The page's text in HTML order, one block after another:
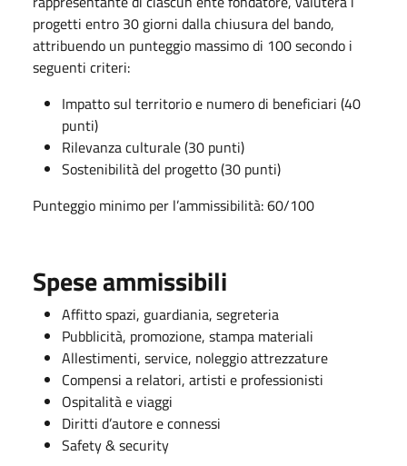
progetti entro 30 giorni dalla chiusura del bando,
attribuendo un punteggio massimo di 100 secondo i
seguenti criteri:
Impatto sul territorio e numero di beneficiari (40
punti)
Rilevanza culturale (30 punti)
Sostenibilità del progetto (30 punti)
Punteggio minimo per l’ammissibilità: 60/100
Spese ammissibili
Affitto spazi, guardiania, segreteria
Pubblicità, promozione, stampa materiali
Allestimenti, service, noleggio attrezzature
Compensi a relatori, artisti e professionisti
Ospitalità e viaggi
Diritti d’autore e connessi
Safety & security